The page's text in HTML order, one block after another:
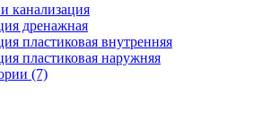
канализация
дренажная
пластиковая внутренняя
пластиковая наружняя
(7)